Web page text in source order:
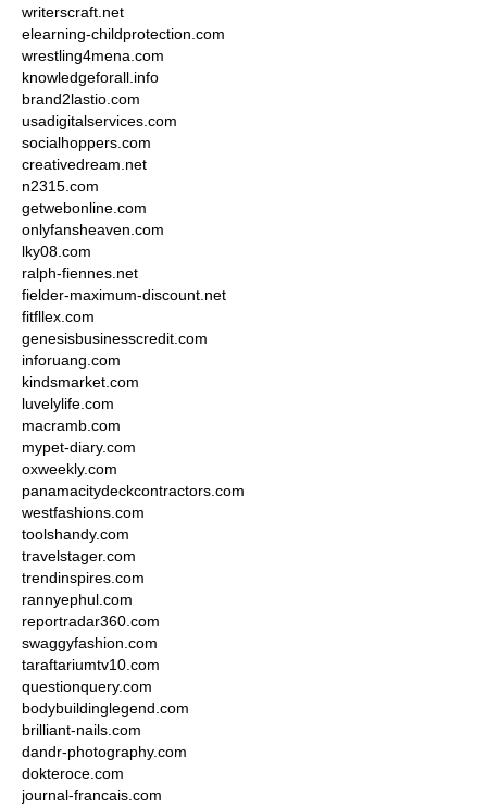
writerscraft.net
elearning-childprotection.com
wrestling4mena.com
knowledgeforall.info
brand2lastio.com
usadigitalservices.com
socialhoppers.com
creativedream.net
n2315.com
getwebonline.com
onlyfansheaven.com
lky08.com
ralph-fiennes.net
fielder-maximum-discount.net
fitfllex.com
genesisbusinesscredit.com
inforuang.com
kindsmarket.com
luvelylife.com
macramb.com
mypet-diary.com
oxweekly.com
panamacitydeckcontractors.com
westfashions.com
toolshandy.com
travelstager.com
trendinspires.com
rannyephul.com
reportradar360.com
swaggyfashion.com
taraftariumtv10.com
questionquery.com
bodybuildinglegend.com
brilliant-nails.com
dandr-photography.com
dokteroce.com
journal-francais.com